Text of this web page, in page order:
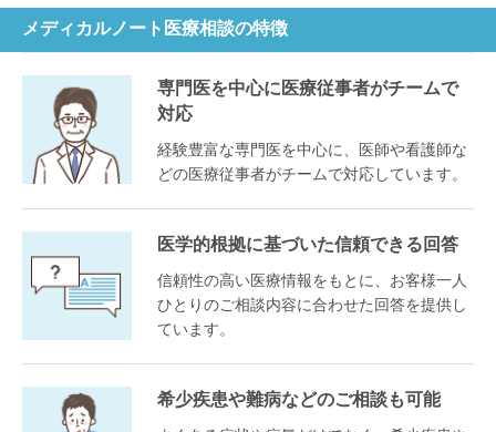
メディカルノート医療相談の特徴
専門医を中心に医療従事者がチームで
対応
経験豊富な専門医を中心に、医師や看護師な
どの医療従事者がチームで対応しています。
医学的根拠に基づいた信頼できる回答
信頼性の高い医療情報をもとに、お客様一人
ひとりのご相談内容に合わせた回答を提供し
ています。
希少疾患や難病などのご相談も可能